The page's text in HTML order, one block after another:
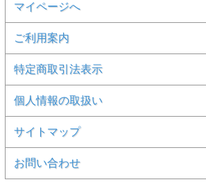
マイページへ
ご利用案内
特定商取引法表示
個人情報の取扱い
サイトマップ
お問い合わせ